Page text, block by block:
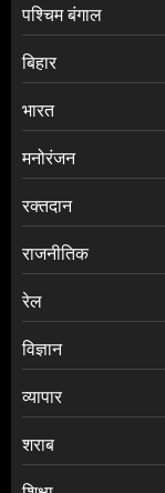
पश्चिम बंगाल
बिहार
भारत
मनोरंजन
रक्तदान
राजनीतिक
रेल
विज्ञान
व्यापार
शराब